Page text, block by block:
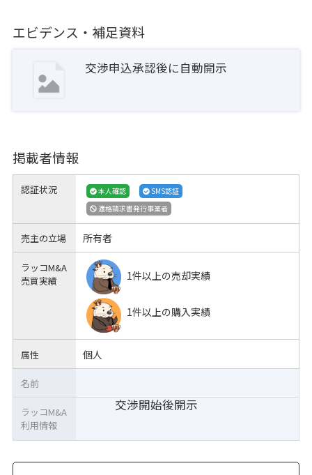
エビデンス・補足資料
交渉申込承認後に自動開示
掲載者情報
認証状況 本人確認
SMS認証
適格請求書発行事業者
売主の立場 所有者
ラッコM&A
売買実績
1件以上の売却実績
1件以上の購入実績
属性 個人
交渉開始後開示
名前
ラッコM&A
利用情報